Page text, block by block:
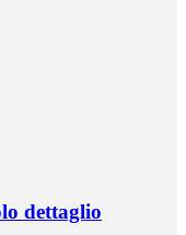
dettaglio